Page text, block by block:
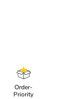
Order-
Priority